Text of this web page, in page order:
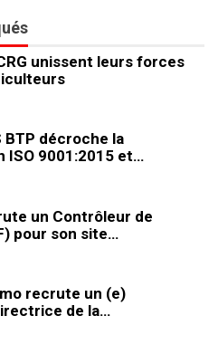
unissent leurs forces
BTP décroche la
ISO 9001:2015 et…
un Contrôleur de
pour son site…
recrute un (e)
de la…